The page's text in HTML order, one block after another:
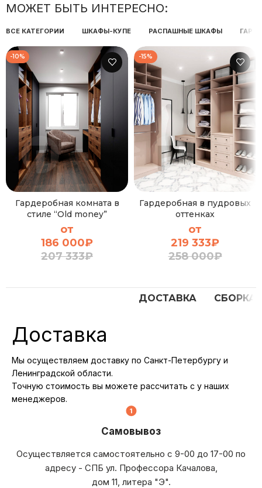
МОЖЕТ БЫТЬ ИНТЕРЕСНО:
ВСЕ КАТЕГОРИИ ШКАФЫ-КУПЕ РАСПАШНЫЕ ШКАФЫ
-10%
Гардеробная комната в
стиле “Old money”
от
186 000₽
207 333₽
-15%
Гардеробная в пудровых
оттенках
от
219 333₽
258 000₽
ДОСТАВКА СБОРКА
Доставка
Мы осуществляем доставку по Санкт-Петербургу и
Ленинградской области.
Точную стоимость вы можете рассчитать с у наших
менеджеров.
Самовывоз
Осуществляется самостоятельно с 9-00 до 17-00 по
адресу - СПБ ул. Профессора Качалова,
дом 11, литера "Э".